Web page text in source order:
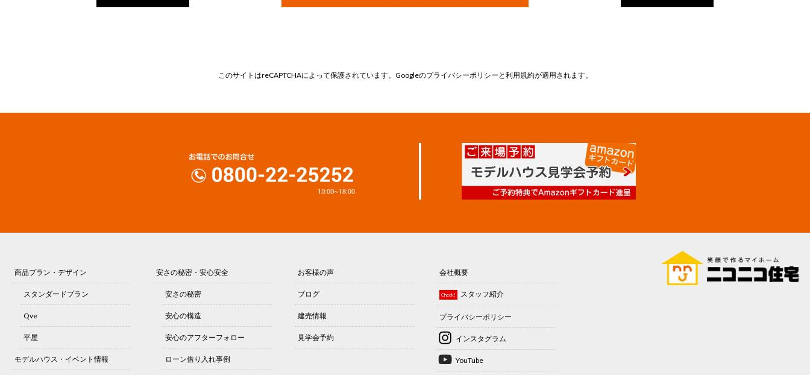
このサイトはreCAPTCHAによって保護されています。Googleのプライバシーポリシー と利用規約が適用されます。
商品プラン・デザイン
スタンダードプラン
Qve
平屋
モデルハウス・イベント情報
安さの秘密・安心安全
安さの秘密
安心の構造
安心のアフターフォロー
ローン借り入れ事例
お客様の声
ブログ
建売情報
見学会予約
会社概要
Check! スタッフ紹介
プライバシーポリシー
インスタグラム
YouTube